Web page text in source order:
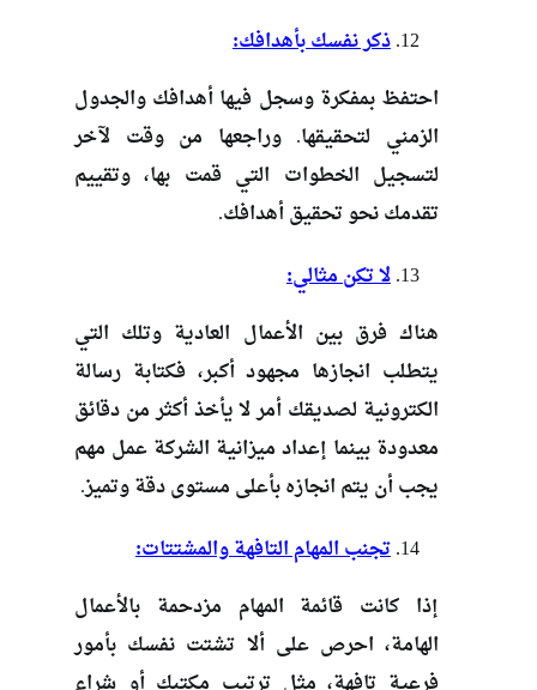
ذكر نفسك بأهدافك:
احتفظ بمفكرة وسجل فيها أهدافك والجدول
الزمني لتحقيقها. وراجعها من وقت لآخر
لتسجيل الخطوات التي قمت بها، وتقييم
تقدمك نحو تحقيق أهدافك.
لا تكن مثالي:
هناك فرق بين الأعمال العادية وتلك التي
يتطلب انجازها مجهود أكبر، فكتابة رسالة
الكترونية لصديقك أمر لا يأخذ أكثر من دقائق
معدودة بينما إعداد ميزانية الشركة عمل مهم
يجب أن يتم انجازه بأعلى مستوى دقة وتميز.
تجنب المهام التافهة والمشتتات:
إذا كانت قائمة المهام مزدحمة بالأعمال
الهامة، احرص على ألا تشتت نفسك بأمور